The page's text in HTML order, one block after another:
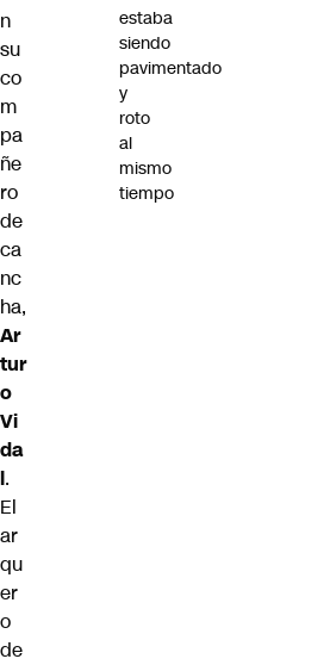
n
su
co
m
pa
ñe
ro
de
ca
nc
ha,
Ar
tur
o
Vi
da
l.
El
ar
qu
er
o
de
estaba
siendo
pavimentado
y
roto
al
mismo
tiempo